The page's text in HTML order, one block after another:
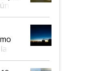
así
cada